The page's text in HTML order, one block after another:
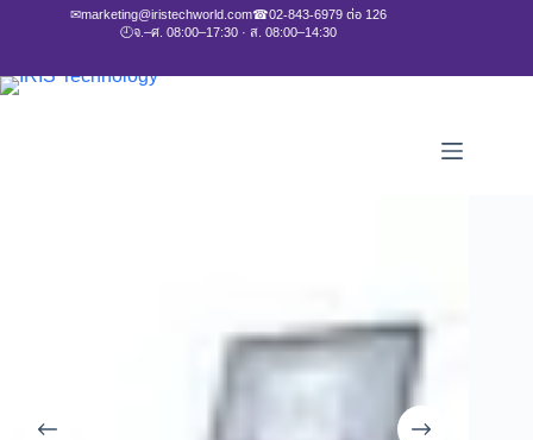
✉marketing@iristechworld.com☎02-843-6979 ต่อ 126
🕘จ.–ศ. 08:00–17:30 · ส. 08:00–14:30